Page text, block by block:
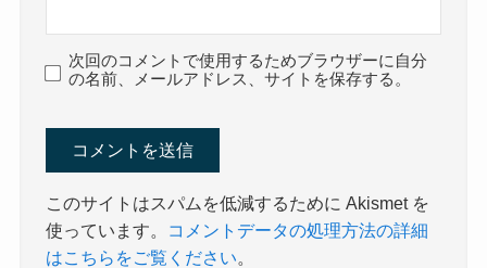
次回のコメントで使用するためブラウザーに自分
の名前、メールアドレス、サイトを保存する。
このサイトはスパムを低減するために Akismet を
使っています。
コメントデータの処理方法の詳細
はこちらをご覧ください。